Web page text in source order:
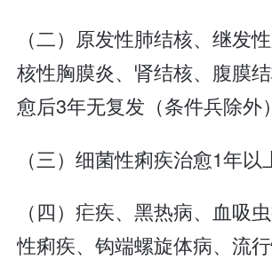
（二）原发性肺结核、继发
核性胸膜炎、肾结核、腹膜
愈后3年无复发（条件兵除外
（三）细菌性痢疾治愈1年以
（四）疟疾、黑热病、血吸
性痢疾、钩端螺旋体病、流行